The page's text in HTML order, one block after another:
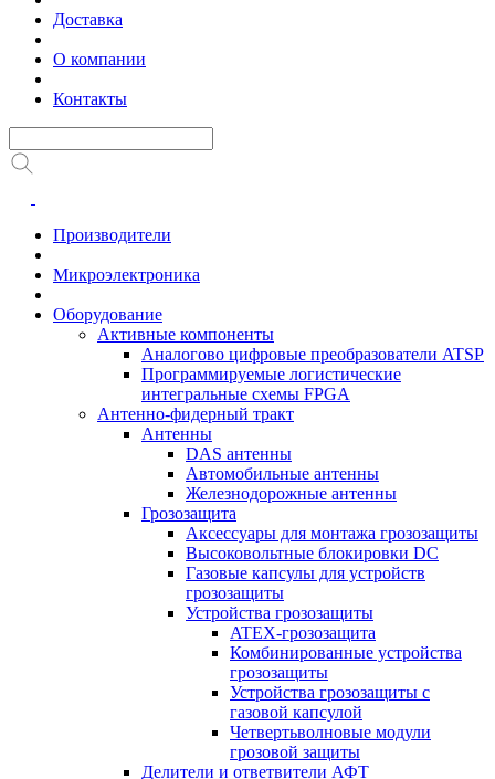
Доставка
О компании
Контакты
Производители
Микроэлектроника
Оборудование
Активные компоненты
Аналогово цифровые преобразователи ATSP
Программируемые логистические
интегральные схемы FPGA
Антенно-фидерный тракт
Антенны
DAS антенны
Автомобильные антенны
Железнодорожные антенны
Грозозащита
Аксессуары для монтажа грозозащиты
Высоковольтные блокировки DC
Газовые капсулы для устройств
грозозащиты
Устройства грозозащиты
ATEX-грозозащита
Комбинированные устройства
грозозащиты
Устройства грозозащиты с
газовой капсулой
Четвертьволновые модули
грозовой защиты
Делители и ответвители АФТ